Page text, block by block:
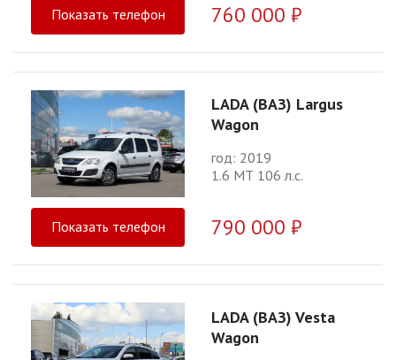
Показать телефон 760 000 ₽
LADA (ВАЗ) Largus
Wagon
год: 2019
1.6 МТ 106 л.с.
Показать телефон 790 000 ₽
LADA (ВАЗ) Vesta
Wagon